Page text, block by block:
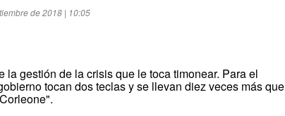
de 2018 | 10:05
la gestión de la crisis que le toca timonear. Para el
tocan dos teclas y se llevan diez veces más que